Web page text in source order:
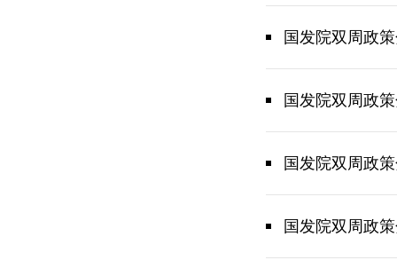
国发院双周政
国发院双周政
国发院双周政
国发院双周政